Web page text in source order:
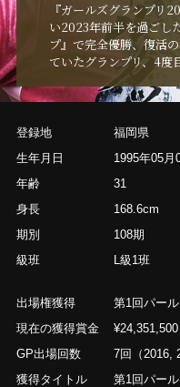
『ガールズグランプリ
い2023年前半を過ごし
プ』で完全優勝、復活
ていたグランプリ、4度
登録地
福岡県
生年月日
1995年05月
年齢
31
身長
168.6cm
期別
108期
級班
L級1班
出場権獲得
第1回パー
現在の獲得賞金
¥24,351,500
GP出場回数
7回（2016,
獲得タイトル
第1回パー